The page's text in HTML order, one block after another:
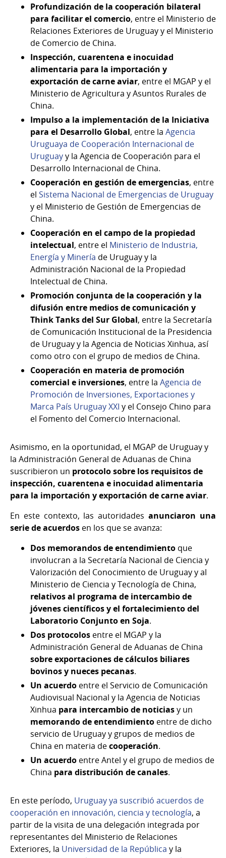
Profundización de la cooperación bilateral
para facilitar el comercio, entre el Ministerio de
Relaciones Exteriores de Uruguay y el Ministerio
de Comercio de China.
Inspección, cuarentena e inocuidad
alimentaria para la importación y
exportación de carne aviar, entre el MGAP y el
Ministerio de Agricultura y Asuntos Rurales de
China.
Impulso a la implementación de la Iniciativa
para el Desarrollo Global, entre la Agencia
Uruguaya de Cooperación Internacional de
Uruguayy la Agencia de Cooperación para el
Desarrollo Internacional de China.
Cooperación en gestión de emergencias, entre
el Sistema Nacional de Emergencias de Uruguay
y el Ministerio de Gestión de Emergencias de
China.
Cooperación en el campo de la propiedad
intelectual, entre el Ministerio de Industria,
Energía y Minería de Uruguay y la
Administración Nacional de la Propiedad
Intelectual de China.
Promoción conjunta de la cooperación y la
difusión entre medios de comunicación y
Think Tanks del Sur Global, entre la Secretaría
de Comunicación Institucional de la Presidencia
de Uruguay y la Agencia de Noticias Xinhua, así
como otro con el grupo de medios de China.
Cooperación en materia de promoción
comercial e inversiones, entre la Agencia de
Promoción de Inversiones, Exportaciones y
Marca País Uruguay XXI y el Consejo Chino para
el Fomento del Comercio Internacional.
Asimismo, en la oportunidad, el MGAP de Uruguay y
la Administración General de Aduanas de China
suscribieron un protocolo sobre los requisitos de
inspección, cuarentena e inocuidad alimentaria
para la importación y exportación de carne aviar.
En este contexto, las autoridadesanunciaron una
serie de acuerdos en los que se avanza:
Dos memorandos de entendimiento que
involucran a la Secretaría Nacional de Ciencia y
Valorización del Conocimiento de Uruguay y al
Ministerio de Ciencia y Tecnología de China,
relativos al programa de intercambio de
jóvenes científicos y el fortalecimiento del
Laboratorio Conjunto en Soja.
Dos protocolos entre el MGAP y la
Administración General de Aduanas de China
sobre exportaciones de cálculos biliares
bovinos y nueces pecanas.
Un acuerdo entre el Servicio de Comunicación
Audiovisual Nacional y la Agencia de Noticias
Xinhua para intercambio de noticiasy un
memorando de entendimiento entre de dicho
servicio de Uruguay y grupos de medios de
China en materia decooperación.
Un acuerdo entre Antel y el grupo de medios de
China para distribución de canales.
En este período, Uruguay ya suscribió acuerdos de
cooperación en innovación, ciencia y tecnología, a
partir de la visita de una delegación integrada por
representantes del Ministerio de Relaciones
Exteriores, la Universidad de la República y la